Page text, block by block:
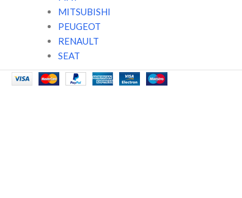
MITSUBISHI
PEUGEOT
RENAULT
SEAT